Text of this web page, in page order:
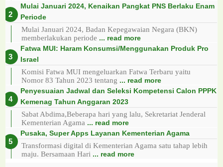
Mulai Januari 2024, Kenaikan Pangkat PNS Berlaku Enam
Periode
Mulai Januari 2024, Badan Kepegawaian Negara (BKN)
memberlakukan periode ... read more
Fatwa MUI: Haram Konsumsi/Menggunakan Produk Pro
Israel
Komisi Fatwa MUI mengeluarkan Fatwa Terbaru yaitu
Nomor 83 Tahun 2023 tentang ... read more
Penyesuaian Jadwal dan Seleksi Kompetensi Calon PPPK
Kemenag Tahun Anggaran 2023
Sabat Abdima,Beberapa hari yang lalu, Sekretariat Jenderal
Kementerian Agama ... read more
Pusaka, Super Apps Layanan Kementerian Agama
Transformasi digital di Kementerian Agama satu tahap lebih
maju. Bersamaan Hari ... read more